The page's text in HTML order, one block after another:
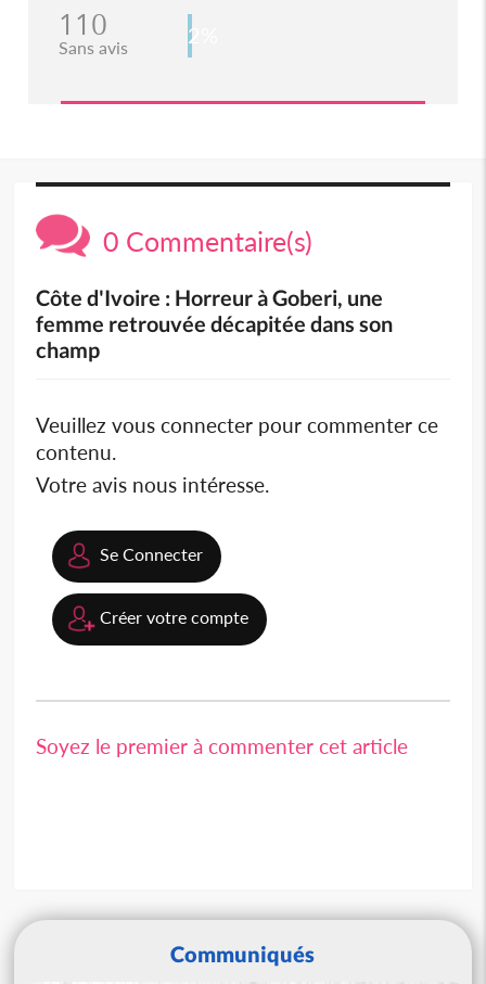
110
Sans avis 2%
0 Commentaire(s)
Côte d'Ivoire : Horreur à Goberi, une
femme retrouvée décapitée dans son
champ
Veuillez vous connecter pour commenter ce
contenu.
Votre avis nous intéresse.
Se Connecter
Créer votre compte
Soyez le premier à commenter cet article
Communiqués